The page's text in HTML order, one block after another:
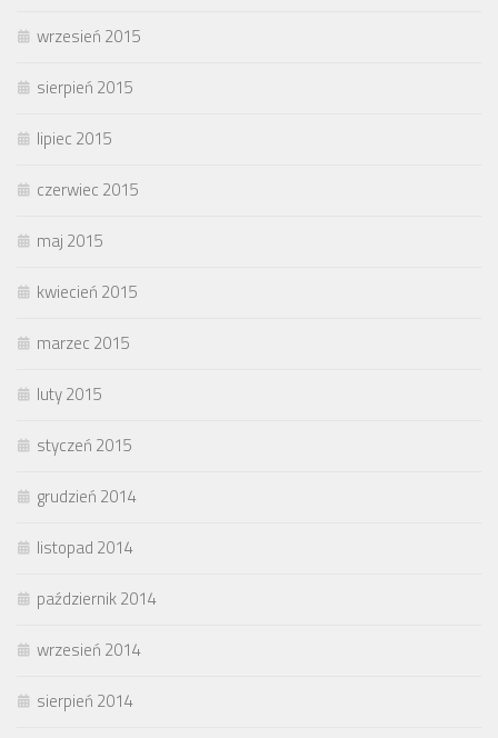
wrzesień 2015
sierpień 2015
lipiec 2015
czerwiec 2015
maj 2015
kwiecień 2015
marzec 2015
luty 2015
styczeń 2015
grudzień 2014
listopad 2014
październik 2014
wrzesień 2014
sierpień 2014